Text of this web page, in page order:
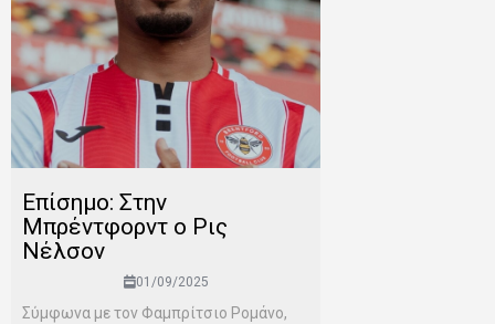
Επίσημο: Στην
Μπρέντφορντ ο Ρις
Νέλσον
01/09/2025
Σύμφωνα με τον Φαμπρίτσιο Ρομάνο,